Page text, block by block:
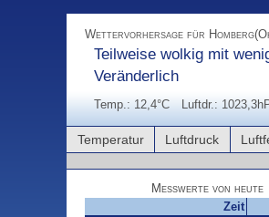
Wettervorhersage für
Teilweise wolkig mit
Veränderlich
Temp.: 12,4°C Luftdr.:
Temperatur Luftdruck
Messwerte von heute
Zeit